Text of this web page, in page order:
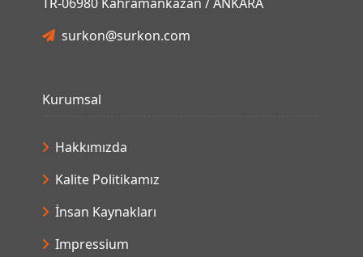
surkon@surkon.com
Kurumsal
Hakkımızda
Kalite Politikamız
İnsan Kaynakları
Impressium